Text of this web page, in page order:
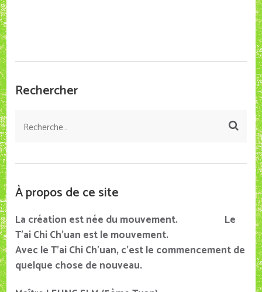
Rechercher
Rechercher :
À propos de ce site
La création est née du mouvement. Le
T’ai Chi Ch’uan est le mouvement.
Avec le T’ai Chi Ch’uan, c’est le commencement de
quelque chose de nouveau.